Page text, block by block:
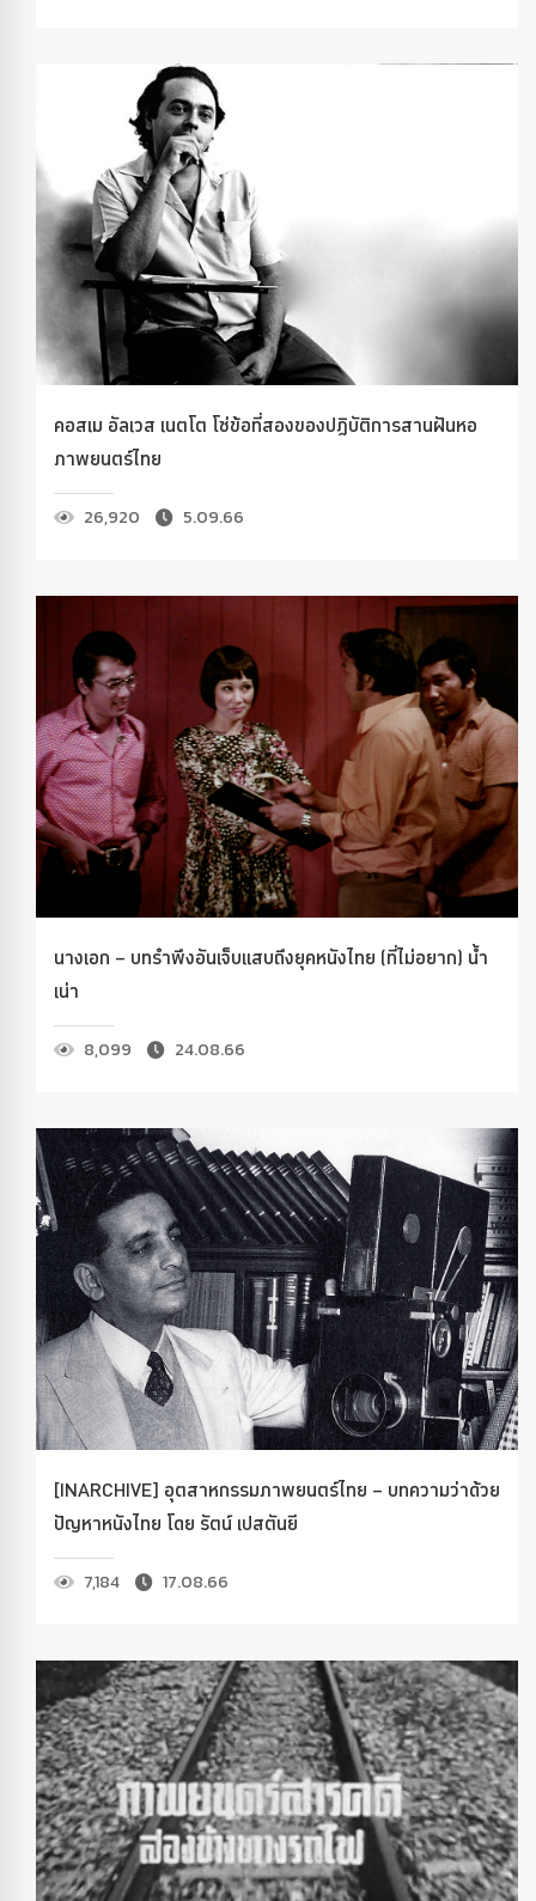
คอสเม อัลเวส เนตโต โซ่ข้อที่สองของปฏิบัติการสานฝันหอ
ภาพยนตร์ไทย
26,920 5.09.66
นางเอก – บทรำพึงอันเจ็บแสบถึงยุคหนังไทย (ที่ไม่อยาก) น้ำ
เน่า
8,099 24.08.66
[INARCHIVE] อุตสาหกรรมภาพยนตร์ไทย – บทความว่าด้วย
ปัญหาหนังไทย โดย รัตน์ เปสตันยี
7,184 17.08.66